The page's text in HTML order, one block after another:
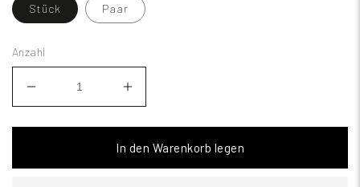
Stück Paar
Anzahl
In den Warenkorb legen